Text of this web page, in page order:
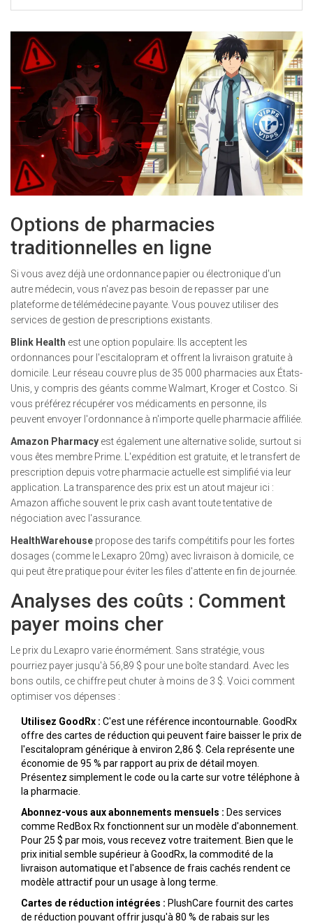
Options de pharmacies
traditionnelles en ligne
Si vous avez déjà une ordonnance papier ou électronique d'un
autre médecin, vous n'avez pas besoin de repasser par une
plateforme de télémédecine payante. Vous pouvez utiliser des
services de gestion de prescriptions existants.
Blink Health est une option populaire. Ils acceptent les
ordonnances pour l'escitalopram et offrent la livraison gratuite à
domicile. Leur réseau couvre plus de 35 000 pharmacies aux États-
Unis, y compris des géants comme Walmart, Kroger et Costco. Si
vous préférez récupérer vos médicaments en personne, ils
peuvent envoyer l'ordonnance à n'importe quelle pharmacie affiliée.
Amazon Pharmacy est également une alternative solide, surtout si
vous êtes membre Prime. L'expédition est gratuite, et le transfert de
prescription depuis votre pharmacie actuelle est simplifié via leur
application. La transparence des prix est un atout majeur ici :
Amazon affiche souvent le prix cash avant toute tentative de
négociation avec l'assurance.
HealthWarehouse propose des tarifs compétitifs pour les fortes
dosages (comme le Lexapro 20mg) avec livraison à domicile, ce
qui peut être pratique pour éviter les files d'attente en fin de journée.
Analyses des coûts : Comment
payer moins cher
Le prix du Lexapro varie énormément. Sans stratégie, vous
pourriez payer jusqu'à 56,89 $ pour une boîte standard. Avec les
bons outils, ce chiffre peut chuter à moins de 3 $. Voici comment
optimiser vos dépenses :
Utilisez GoodRx : C'est une référence incontournable. GoodRx
offre des cartes de réduction qui peuvent faire baisser le prix de
l'escitalopram générique à environ 2,86 $. Cela représente une
économie de 95 % par rapport au prix de détail moyen.
Présentez simplement le code ou la carte sur votre téléphone à
la pharmacie.
Abonnez-vous aux abonnements mensuels : Des services
comme RedBox Rx fonctionnent sur un modèle d'abonnement.
Pour 25 $ par mois, vous recevez votre traitement. Bien que le
prix initial semble supérieur à GoodRx, la commodité de la
livraison automatique et l'absence de frais cachés rendent ce
modèle attractif pour un usage à long terme.
Cartes de réduction intégrées : PlushCare fournit des cartes
de réduction pouvant offrir jusqu'à 80 % de rabais sur les